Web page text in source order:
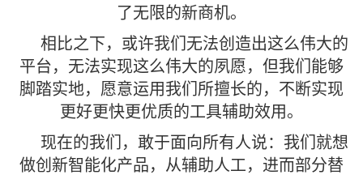
了无限的新商机。
相比之下，或许我们无法创造出这么伟大的
平台，无法实现这么伟大的夙愿，但我们能够
脚踏实地，愿意运用我们所擅长的，不断实现
更好更快更优质的工具辅助效用。
现在的我们，敢于面向所有人说：我们就想
做创新智能化产品，从辅助人工，进而部分替